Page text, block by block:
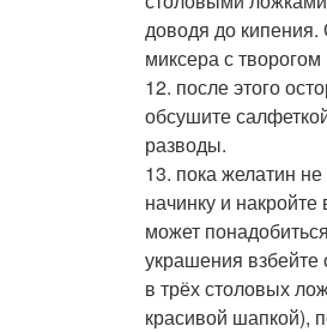
доводя до
миксера с
12. после этого
обсушите
разводы.
13. пока желатин
начинку и
может
украшения взбейте
в трёх столовых
красивой шапкой),